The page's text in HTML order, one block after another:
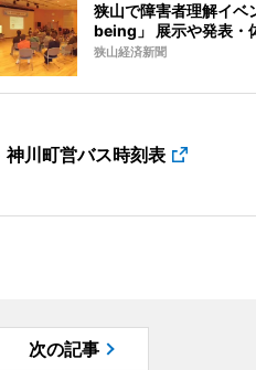
狭山で障害者理解イベ
being」 展示や発表・
狭山経済新聞
神川町営バス時刻表
次の記事